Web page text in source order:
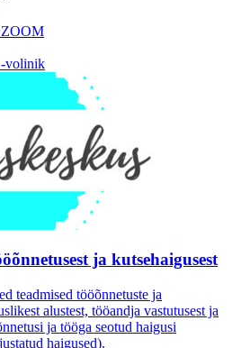
ZOOM
-volinik
ja kutsehaigusest
teadmised tööõnnetuste ja
alustest, tööandja vastutusest ja
ja tööga seotud haigusi
haigused).